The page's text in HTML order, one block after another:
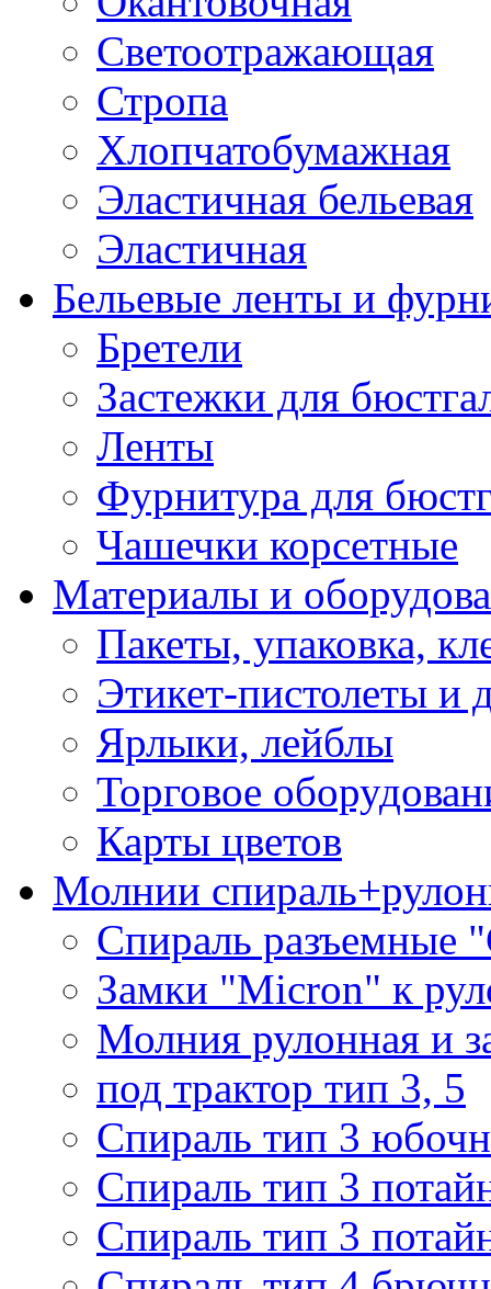
Светоотражающая
Стропа
Хлопчатобумажная
Эластичная бельевая
Эластичная
Бельевые ленты и
Бретели
Застежки для
Ленты
Фурнитура для
Чашечки корсетные
Материалы и
Пакеты, упаковка,
Этикет-пистолеты и
Ярлыки, лейблы
Торговое
Карты цветов
Молнии
Спираль разъемные
Замки "Micron" к
Молния рулонная и
под трактор тип 3, 5
Спираль тип 3
Спираль тип 3
Спираль тип 3